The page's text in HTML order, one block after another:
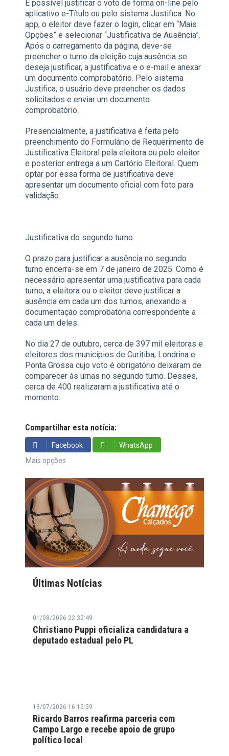
É possível justificar o voto de forma on-line pelo
aplicativo e-Título ou pelo sistema Justifica. No
app, o eleitor deve fazer o login, clicar em “Mais
Opções” e selecionar “Justificativa de Ausência”.
Após o carregamento da página, deve-se
preencher o turno da eleição cuja ausência se
deseja justificar, a justificativa e o e-mail e anexar
um documento comprobatório. Pelo sistema
Justifica, o usuário deve preencher os dados
solicitados e enviar um documento
comprobatório.
Presencialmente, a justificativa é feita pelo
preenchimento do Formulário de Requerimento de
Justificativa Eleitoral pela eleitora ou pelo eleitor
e posterior entrega a um Cartório Eleitoral. Quem
optar por essa forma de justificativa deve
apresentar um documento oficial com foto para
validação.
Justificativa do segundo turno
O prazo para justificar a ausência no segundo
turno encerra-se em 7 de janeiro de 2025. Como é
necessário apresentar uma justificativa para cada
turno, a eleitora ou o eleitor deve justificar a
ausência em cada um dos turnos, anexando a
documentação comprobatória correspondente a
cada um deles.
No dia 27 de outubro, cerca de 397 mil eleitoras e
eleitores dos municípios de Curitiba, Londrina e
Ponta Grossa cujo voto é obrigatório deixaram de
comparecer às urnas no segundo turno. Desses,
cerca de 400 realizaram a justificativa até o
momento.
Compartilhar esta notícia:
Facebook
WhatsApp
Mais opções
Últimas Notícias
01/08/2026 22:32:49
Christiano Puppi oficializa candidatura a
deputado estadual pelo PL
13/07/2026 16:15:59
Ricardo Barros reafirma parceria com
Campo Largo e recebe apoio de grupo
político local